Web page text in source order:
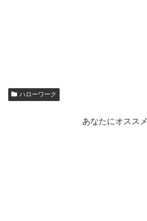
ハローワーク
あなたにオススメ